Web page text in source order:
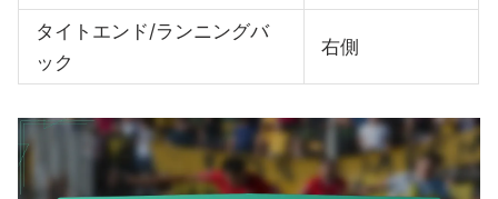
タイトエンド/ランニングバ
ック
右側